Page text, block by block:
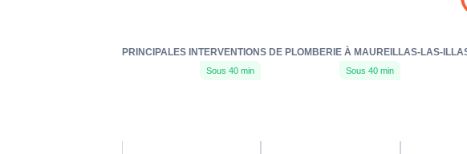
PRINCIPALES INTERVENTIONS DE PLOMBERIE À MAUREILLAS-LAS-
Sous 40 min Sous 40 min